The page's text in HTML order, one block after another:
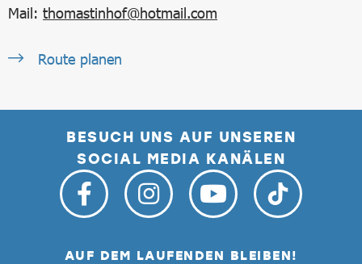
Mail: thomastinhof@hotmail.com
Route planen
BESUCH UNS AUF UNSEREN
SOCIAL MEDIA KANÄLEN
AUF DEM LAUFENDEN BLEIBEN!